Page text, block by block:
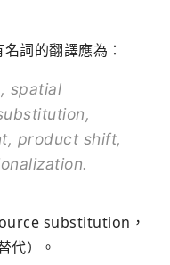
詞的翻譯應為：
spatial
product shift,
substitution，
代）。